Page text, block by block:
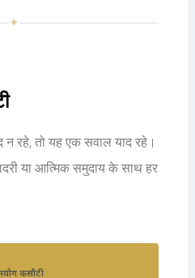
✦
तो यह एक सवाल याद रहे।
या आत्मिक समुदाय के साथ हर
कसौटी